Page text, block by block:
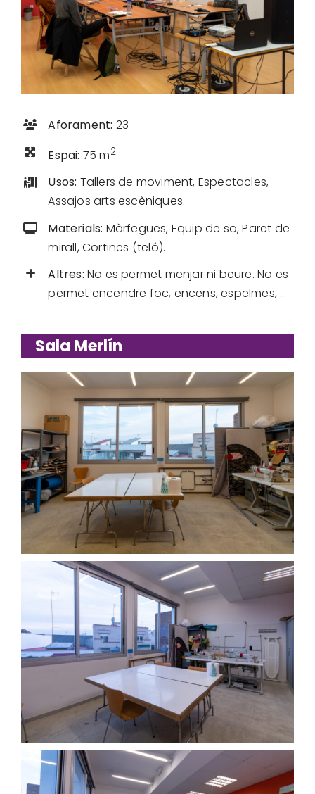
Aforament: 23
Espai: 75 m2
Usos: Tallers de moviment, Espectacles,
Assajos arts escèniques.
Materials: Màrfegues, Equip de so, Paret de
mirall, Cortines (teló).
Altres: No es permet menjar ni beure. No es
permet encendre foc, encens, espelmes, …
Sala Merlín